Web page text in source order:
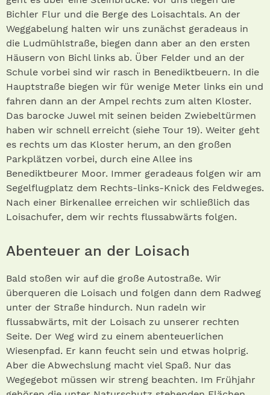
Bichler Flur und die Berge des Loisachtals. An der
Weggabelung halten wir uns zunächst geradeaus in
die Ludmühlstraße, biegen dann aber an den ersten
Häusern von Bichl links ab. Über Felder und an der
Schule vorbei sind wir rasch in Benediktbeuern. In die
Hauptstraße biegen wir für wenige Meter links ein und
fahren dann an der Ampel rechts zum alten Kloster.
Das barocke Juwel mit seinen beiden Zwiebeltürmen
haben wir schnell erreicht (siehe Tour 19). Weiter geht
es rechts um das Kloster herum, an den großen
Parkplätzen vorbei, durch eine Allee ins
Benediktbeurer Moor. Immer geradeaus folgen wir am
Segelflugplatz dem Rechts-links-Knick des Feldweges.
Nach einer Birkenallee erreichen wir schließlich das
Loisach­ufer, dem wir rechts flussabwärts folgen.
Abenteuer an der Loisach
Bald stoßen wir auf die große Autostraße. Wir
überqueren die Loisach und folgen dann dem Radweg
unter der Straße hindurch. Nun radeln wir
flussabwärts, mit der Loisach zu unserer rechten
Seite. Der Weg wird zu einem abenteuerlichen
Wiesenpfad. Er kann feucht sein und etwas holprig.
Aber die Abwechslung macht viel Spaß. Nur das
Wegegebot müssen wir streng beachten. Im Frühjahr